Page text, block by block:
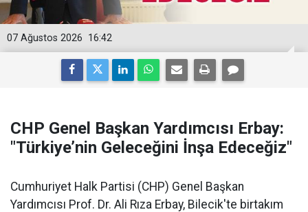
16:42
07 Ağustos 2026
CHP Genel Başkan Yardımcısı Erbay:
"Türkiye’nin Geleceğini İnşa Edeceğiz"
Cumhuriyet Halk Partisi (CHP) Genel Başkan
Yardımcısı Prof. Dr. Ali Rıza Erbay, Bilecik'te birtakım